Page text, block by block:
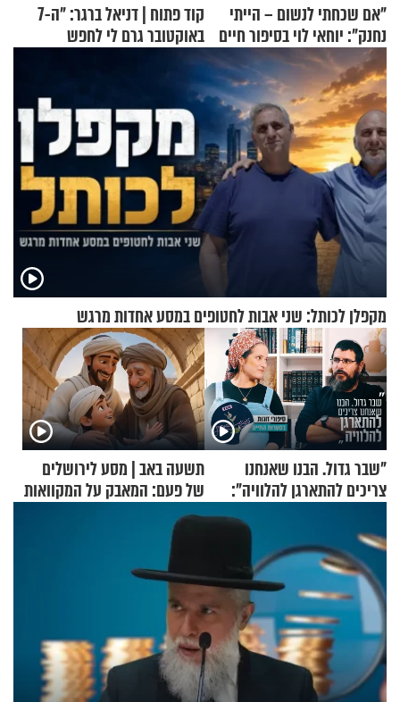
"אם שכחתי לנשום – הייתי
נחנק": יוחאי לוי בסיפור חיים
מעורר השראה
קוד פתוח | דניאל ברגר: "ה-7
באוקטובר גרם לי לחפש
תשובות"
מקפלן לכותל: שני אבות לחטופים במסע אחדות מרגש
"שבר גדול. הבנו שאנחנו
צריכים להתארגן להלוויה":
זוגיות במבחן, הפעם עם מרים
וגד דנינו
תשעה באב | מסע לירושלים
של פעם: המאבק על המקוואות